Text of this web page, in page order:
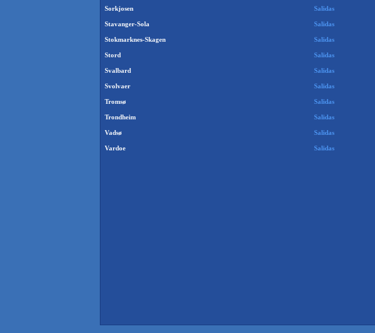
Sorkjosen Salidas
Stavanger-Sola Salidas
Stokmarknes-Skagen Salidas
Stord Salidas
Svalbard Salidas
Svolvaer Salidas
Tromsø Salidas
Trondheim Salidas
Vadsø Salidas
Vardoe Salidas